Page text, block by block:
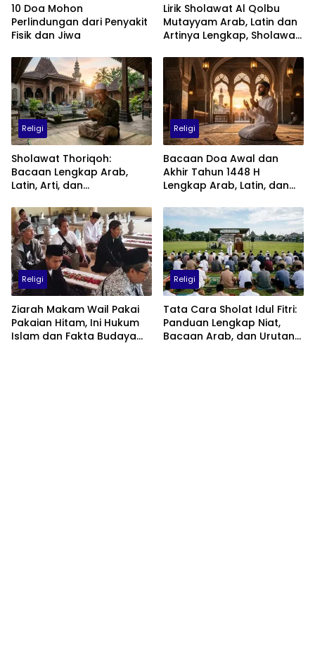
10 Doa Mohon
Perlindungan dari Penyakit
Fisik dan Jiwa
Lirik Sholawat Al Qolbu
Mutayyam Arab, Latin dan
Artinya Lengkap, Sholawat
Muhammad SAW
Religi
Sholawat Thoriqoh:
Bacaan Lengkap Arab,
Latin, Arti, dan
Religi
Bacaan Doa Awal dan
Akhir Tahun 1448 H
Lengkap Arab, Latin, dan
dan Keutamaannya
Religi
Ziarah Makam Wail Pakai
Pakaian Hitam, Ini Hukum
Islam dan Fakta Budaya
Religi
Tata Cara Sholat Idul Fitri:
Panduan Lengkap Niat,
Bacaan Arab, dan Urutan